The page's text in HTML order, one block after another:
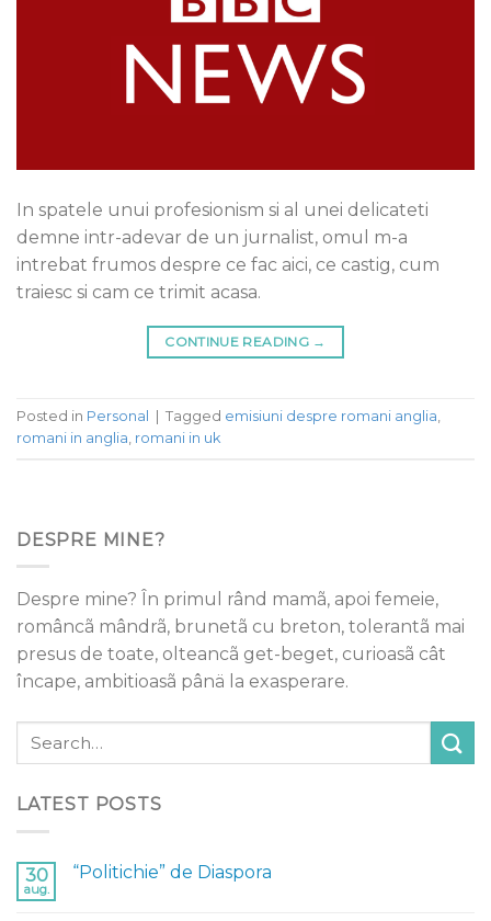
In spatele unui profesionism si al unei delicateti
demne intr-adevar de un jurnalist, omul m-a
intrebat frumos despre ce fac aici, ce castig, cum
traiesc si cam ce trimit acasa.
CONTINUE READING →
Posted in Personal Tagged emisiuni despre romani anglia,
romani in anglia, romani in uk
DESPRE MINE?
Despre mine? În primul rând mamã, apoi femeie,
româncã mândrã, brunetã cu breton, tolerantã mai
presus de toate, olteancã get-beget, curioasã cât
încape, ambitioasã pânä la exasperare.
LATEST POSTS
30
aug.
“Politichie” de Diaspora